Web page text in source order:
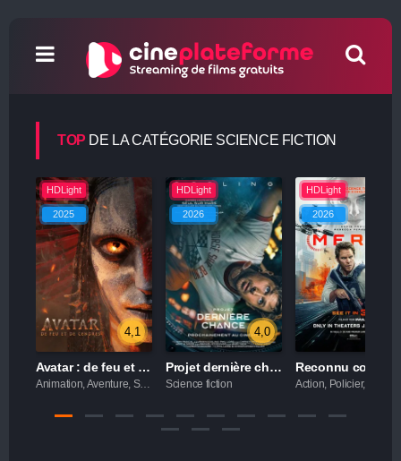
TOP DE LA CATÉGORIE SCIENCE FICTION
HDLight
2025
4,1
Avatar : de feu et de cendres
Animation, Aventure, Science fiction
HDLight
2026
4,0
Projet dernière chance
Science fiction
HDLight
2026
Reconnu